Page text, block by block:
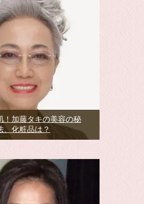
！加藤タキの美容の秘
、化粧品は？